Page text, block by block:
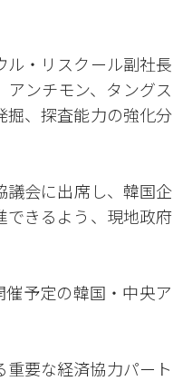
・リスクール副社長
ンチモン、タングス
掘、探査能力の強化分
議会に出席し、韓国企
できるよう、現地政府
予定の韓国・中央ア
要な経済協力パート